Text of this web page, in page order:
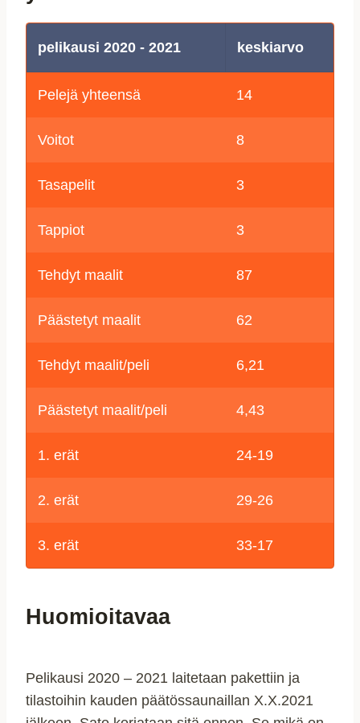
pelikausi 2020 - 2021 keskiarvo
Pelejä yhteensä 14
Voitot 8
Tasapelit 3
Tappiot 3
Tehdyt maalit 87
Päästetyt maalit 62
Tehdyt maalit/peli 6,21
Päästetyt maalit/peli 4,43
1. erät 24-19
2. erät 29-26
3. erät 33-17
Huomioitavaa
Pelikausi 2020 – 2021 laitetaan pakettiin ja
tilastoihin kauden päätössaunaillan X.X.2021